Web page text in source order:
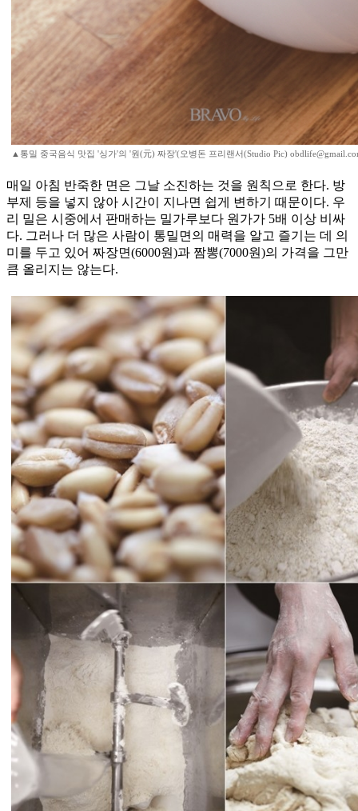
▲통밀 중국음식 맛집 '싱가'의 '원(元) 짜장'(오병돈 프리랜서(Studio Pic)
매일 아침 반죽한 면은 그날 소진하는 것을 원칙으로 한다. 방
부제 등을 넣지 않아 시간이 지나면 쉽게 변하기 때문이다. 우
리 밀은 시중에서 판매하는 밀가루보다 원가가 5배 이상 비싸
다. 그러나 더 많은 사람이 통밀면의 매력을 알고 즐기는 데 의
미를 두고 있어 짜장면(6000원)과 짬뽕(7000원)의 가격을 그만
큼 올리지는 않는다.